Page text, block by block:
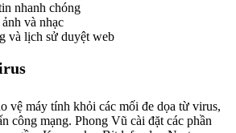
nhanh chóng
và nhạc
và lịch sử duyệt web
vệ máy tính khỏi các mối đe dọa từ virus,
công mạng. Phong Vũ cài đặt các phần